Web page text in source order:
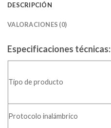
DESCRIPCIÓN
VALORACIONES (0)
Especificaciones técnicas:
Tipo de producto
Protocolo inalámbrico